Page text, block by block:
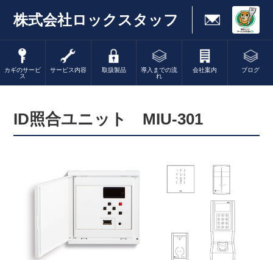
株式会社ロックスタッフ
カギのサービ
ス
サービス内容 取扱製品
導入までの流
れ
会社案内 ブログ
ID照合ユニット MIU-301